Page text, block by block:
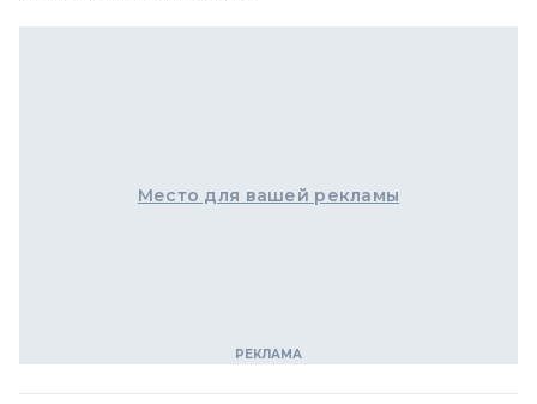
Место для вашей рекламы